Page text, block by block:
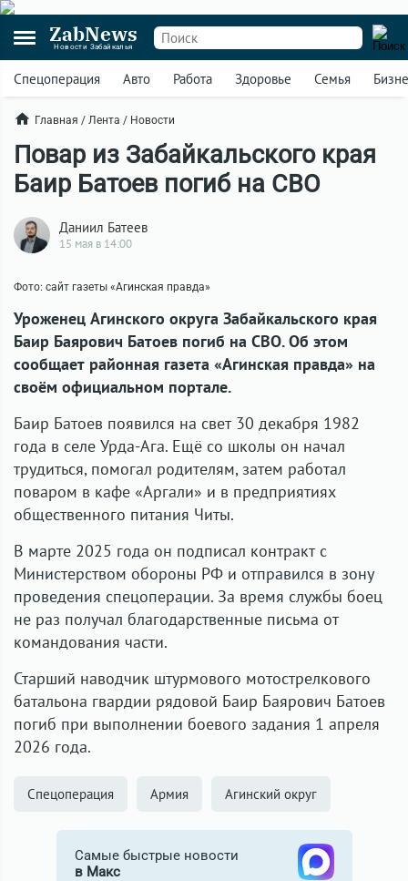
ZabNews
Новости Забайкалья
Спецоперация Авто Работа Здоровье Семья
Главная / Лента / Новости
Повар из Забайкальского края
Баир Батоев погиб на СВО
Даниил Батеев
15 мая в 14:00
Фото: сайт газеты «Агинская правда»
Уроженец Агинского округа Забайкальского края
Баир Баярович Батоев погиб на СВО. Об этом
сообщает районная газета «Агинская правда» на
своём официальном портале.
Баир Батоев появился на свет 30 декабря 1982
года в селе Урда-Ага. Ещё со школы он начал
трудиться, помогал родителям, затем работал
поваром в кафе «Аргали» и в предприятиях
общественного питания Читы.
В марте 2025 года он подписал контракт с
Министерством обороны РФ и отправился в зону
проведения спецоперации. За время службы боец
не раз получал благодарственные письма от
командования части.
Старший наводчик штурмового мотострелкового
батальона гвардии рядовой Баир Баярович Батоев
погиб при выполнении боевого задания 1 апреля
2026 года.
Спецоперация Армия Агинский округ
Самые быстрые новости
в Макс